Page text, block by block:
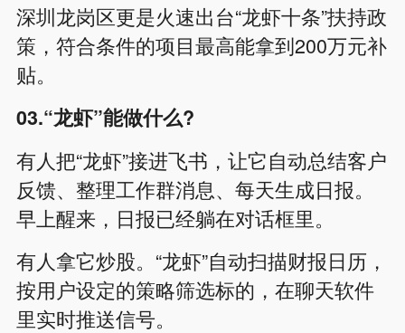
深圳龙岗区更是火速出台“龙虾十条”扶持政
策，符合条件的项目最高能拿到200万元补
贴。
03.“龙虾”能做什么?
有人把“龙虾”接进飞书，让它自动总结客户
反馈、整理工作群消息、每天生成日报。
早上醒来，日报已经躺在对话框里。
有人拿它炒股。“龙虾”自动扫描财报日历，
按用户设定的策略筛选标的，在聊天软件
里实时推送信号。